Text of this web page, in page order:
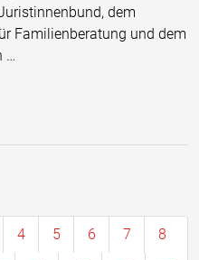
dem
Familienberatung und dem
…
4 5 6 7 8